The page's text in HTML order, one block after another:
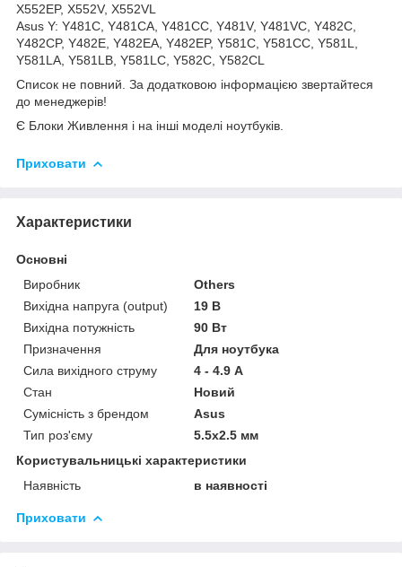
X552EP, X552V, X552VL
Asus Y: Y481C, Y481CA, Y481CC, Y481V, Y481VC, Y482C,
Y482CP, Y482E, Y482EA, Y482EP, Y581C, Y581CC, Y581L,
Y581LA, Y581LB, Y581LC, Y582C, Y582CL
Список не повний. За додатковою інформацією звертайтеся
до менеджерів!
Є Блоки Живлення і на інші моделі ноутбуків.
Приховати
Характеристики
Основні
Виробник
Others
Вихідна напруга (output)
19 В
Вихідна потужність
90 Вт
Призначення
Для ноутбука
Сила вихідного струму
4 - 4.9 А
Стан
Новий
Сумісність з брендом
Asus
Тип роз'єму
5.5x2.5 мм
Користувальницькі характеристики
Наявність
в наявності
Приховати